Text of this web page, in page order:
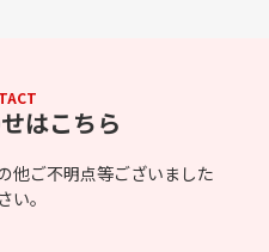
はこちら
他ご不明点等ございました
。